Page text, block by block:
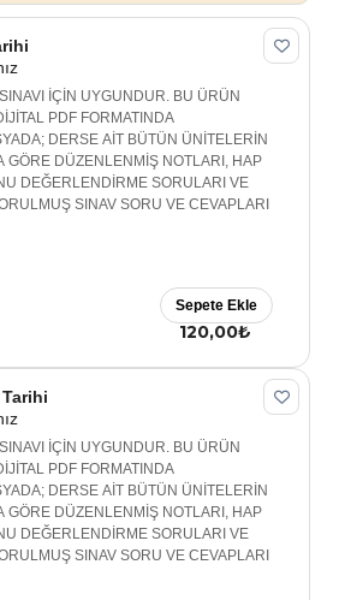
İÇİN UYGUNDUR. BU ÜRÜN
PDF FORMATINDA
DERSE AİT BÜTÜN ÜNİTELERİN
GÖRE DÜZENLENMİŞ NOTLARI, HAP
DEĞERLENDİRME SORULARI VE
SINAV SORU VE CEVAPLARI
120,00₺
Sepete Ekle
İÇİN UYGUNDUR. BU ÜRÜN
PDF FORMATINDA
DERSE AİT BÜTÜN ÜNİTELERİN
GÖRE DÜZENLENMİŞ NOTLARI, HAP
DEĞERLENDİRME SORULARI VE
SINAV SORU VE CEVAPLARI